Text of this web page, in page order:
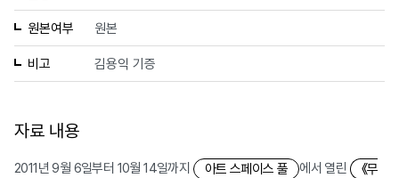
원본여부 원본
비고 김용익 기증
자료 내용
2011년 9월 6일부터 10월 14일까지 아트 스페이스 풀 에서 열린
《무